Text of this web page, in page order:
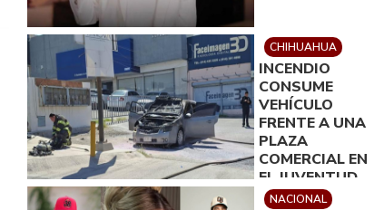
CHIHUAHUA
INCENDIO
CONSUME
VEHÍCULO
FRENTE A UNA
PLAZA
COMERCIAL EN
EL JUVENTUD
NACIONAL